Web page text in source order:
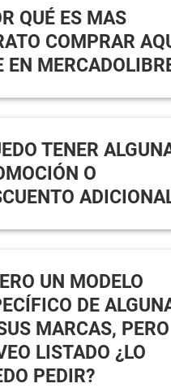
QUÉ ES MAS
COMPRAR
EN
TENER
O
UN MODELO
DE
MARCAS,
LISTADO ¿LO
PEDIR?